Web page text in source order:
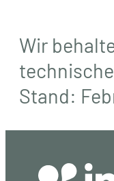
Wir
Stand: